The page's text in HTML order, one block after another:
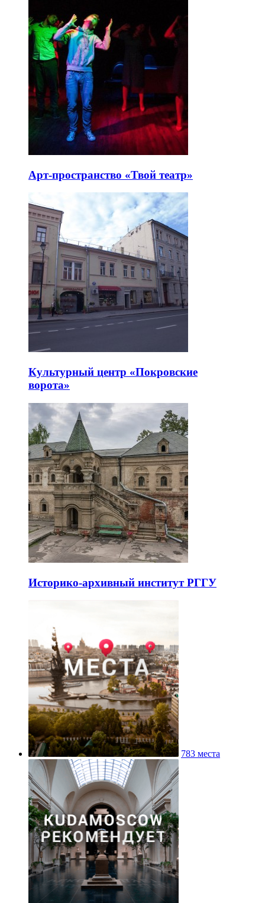
Арт-пространство «Твой театр»
Культурный центр «Покровские
ворота»
Историко-архивный институт РГГУ
783 места